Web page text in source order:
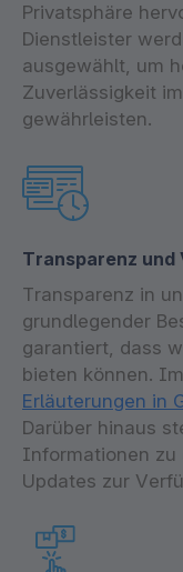
Privatsphäre
Dienstleister
ausgewählt, um
Zuverlässigkeit
gewährleisten.
Transparenz
Transparenz in
grundlegender
garantiert, dass
bieten können. Im
Erläuterungen in
Darüber hinaus
Informationen zu
Updates zur